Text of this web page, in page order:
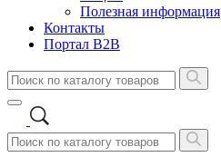
Полезная информация
Контакты
Портал B2B